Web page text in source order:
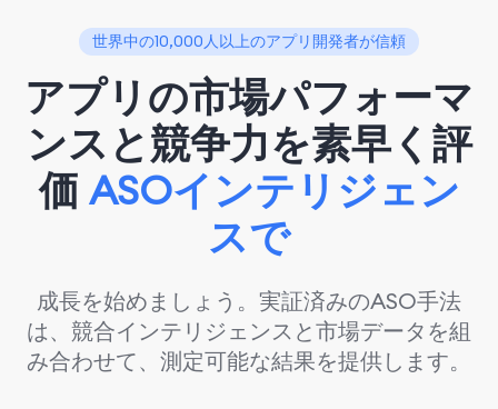
世界中の10,000人以上のアプリ開発者が信頼
アプリの市場パフォーマ
ンスと競争力を素早く評
価 ASOインテリジェン
スで
成長を始めましょう。実証済みのASO手法
は、競合インテリジェンスと市場データを組
み合わせて、測定可能な結果を提供します。